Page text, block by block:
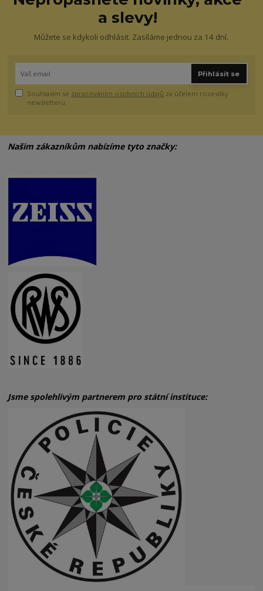
a slevy!
Můžete se kdykoli odhlásit. Zasíláme jednou za 14 dní.
Přihlásit se
Souhlasím se zpracováním osobních údajů za účelem rozesílky
newsletteru.
Našim zákazníkům nabízíme tyto značky:
Jsme spolehlivým partnerem pro státní instituce: